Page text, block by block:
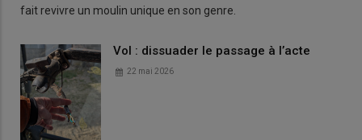
fait revivre un moulin unique en son genre.
Vol : dissuader le passage à l’acte
22 mai 2026